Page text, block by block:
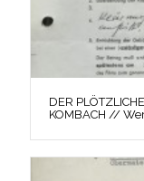
DER
KOMBACH //